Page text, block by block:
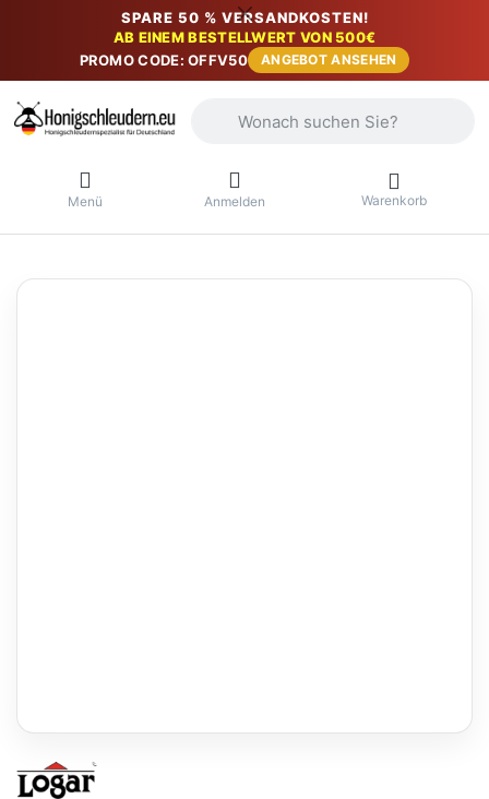
SPARE 50 % VERSANDKOSTEN!
AB EINEM BESTELLWERT VON 500€
PROMO CODE: OFFV50
ANGEBOT ANSEHEN
Menü Anmelden Warenkorb